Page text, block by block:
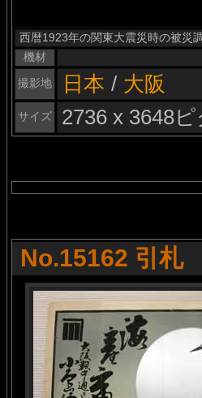
西暦1923年の関東大震災時の被災
機材
撮影地
日本 / 大阪
サイズ 2736 x 3648
No.15162 引札